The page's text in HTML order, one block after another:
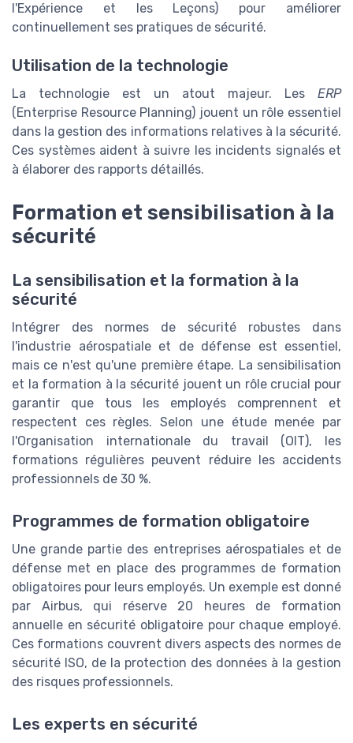
l'Expérience et les Leçons) pour améliorer
continuellement ses pratiques de sécurité.
Utilisation de la technologie
La technologie est un atout majeur. Les ERP
(Enterprise Resource Planning) jouent un rôle essentiel
dans la gestion des informations relatives à la sécurité.
Ces systèmes aident à suivre les incidents signalés et
à élaborer des rapports détaillés.
Formation et sensibilisation à la
sécurité
La sensibilisation et la formation à la
sécurité
Intégrer des normes de sécurité robustes dans
l'industrie aérospatiale et de défense est essentiel,
mais ce n'est qu'une première étape. La sensibilisation
et la formation à la sécurité jouent un rôle crucial pour
garantir que tous les employés comprennent et
respectent ces règles. Selon une étude menée par
l'Organisation internationale du travail (OIT), les
formations régulières peuvent réduire les accidents
professionnels de 30 %.
Programmes de formation obligatoire
Une grande partie des entreprises aérospatiales et de
défense met en place des programmes de formation
obligatoires pour leurs employés. Un exemple est donné
par Airbus, qui réserve 20 heures de formation
annuelle en sécurité obligatoire pour chaque employé.
Ces formations couvrent divers aspects des normes de
sécurité ISO, de la protection des données à la gestion
des risques professionnels.
Les experts en sécurité